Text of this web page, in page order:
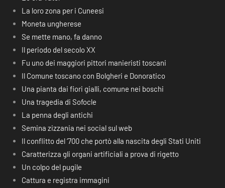
La loro zona per i Cuneesi
Moneta ungherese
Se mette mano, fa danno
Il periodo del secolo XX
Fu uno dei maggiori pittori manieristi toscani
Il Comune toscano con Bolgheri e Donoratico
Una pianta dai fiori gialli, comune nei boschi
Una tragedia di Sofocle
La penna degli antichi
Semina zizzania nei social sul web
Il conflitto del ‘700 che portò alla nascita degli Stati Uniti
Caratterizza gli organi artificiali a prova di rigetto
Un colpo del pugile
Cattura e registra immagini